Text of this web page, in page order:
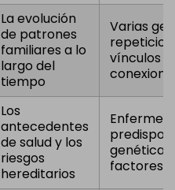
La evolución
de patrones
familiares a lo
largo del
tiempo
Varias
vínculos
Los
antecedentes
de salud y los
riesgos
hereditarios
factores